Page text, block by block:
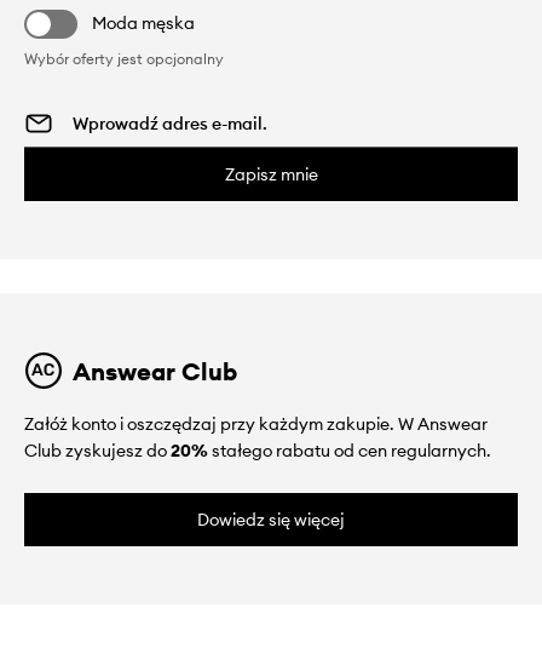
Moda męska
Wybór oferty jest opcjonalny
Zapisz mnie
Answear Club
Załóż konto i oszczędzaj przy każdym zakupie. W Answear
Club zyskujesz do20%stałego rabatu od cen regularnych.
Dowiedz się więcej